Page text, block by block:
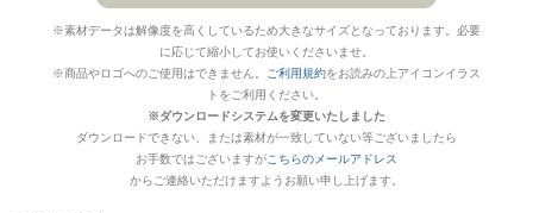
※素材データは解像度を高くしているため大きなサイズとなっております。必要
に応じて縮小してお使いくださいませ。
※商品やロゴへのご使用はできません。
ご利用規約をお読みの上アイコンイラス
トをご利用ください。
※ダウンロードシステムを変更いたしました
ダウンロードできない、または素材が一致していない等ございましたら
お手数ではございますがこちらのメールアドレス
からご連絡いただけますようお願い申し上げます。